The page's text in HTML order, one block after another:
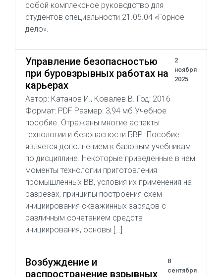
собой комплексное руководство для
студентов специальности 21.05.04 «Горное
дело».
Управление безопасностью
при буровзрывных работах на
карьерах
2
ноября
2025
Автор: Катанов И., Ковалев В. Год: 2016
Формат: PDF Размер: 3,94 мб Учебное
пособие. Отражены многие аспекты
технологии и безопасности БВР. Пособие
является дополнением к базовым учебникам
по дисциплине. Некоторые приведенные в нем
моменты технологии приготовления
промышленных ВВ, условия их применения на
разрезах, принципы построения схем
инициирования скважинных зарядов с
различным сочетанием средств
инициирования, основы […]
Возбуждение и
распространение взрывных
8
сентября